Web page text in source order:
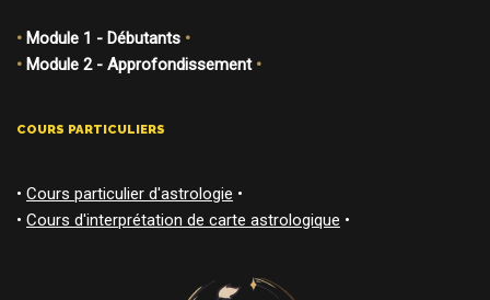
• Module 1 - Débutants •
• Module 2 - Approfondissement•
COURS PARTICULIERS
• Cours particulier d'astrologie •
• Cours d'interprétation de carte astrologique •